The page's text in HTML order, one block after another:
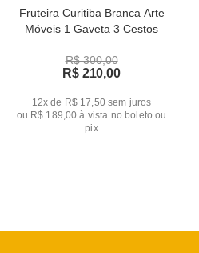
Fruteira Curitiba Branca Arte
Móveis 1 Gaveta 3 Cestos
R$ 300,00
R$ 210,00
12x de R$ 17,50 sem juros
ou R$ 189,00 à vista no boleto ou
pix